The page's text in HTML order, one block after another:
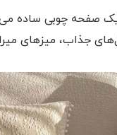
چوبی ساده
جذاب، میزهای